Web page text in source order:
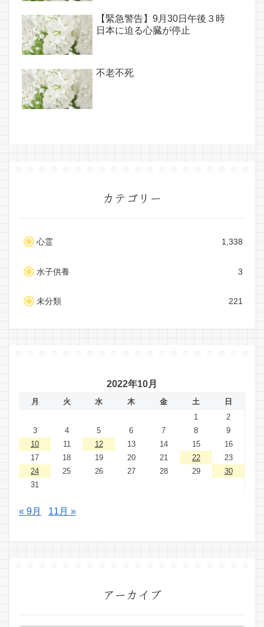
【緊急警告】9月30日午後３時
日本に迫る心臓が停止
不老不死
カテゴリー
心霊 1,338
水子供養 3
未分類 221
2022年10月
月 火 水 木 金 土
日
1
2
3
4 5 6 7 8
9
10
11 12 13 14 15
16
17
18 19 20 21 22
23
24
25 26 27 28 29
30
31
« 9月 11月 »
アーカイブ